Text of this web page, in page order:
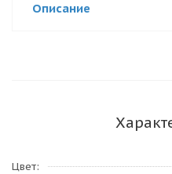
Описание
Цвет